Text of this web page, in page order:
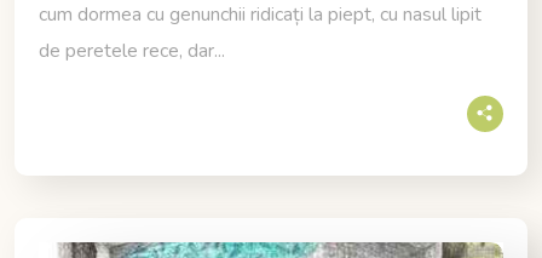
cum dormea cu genunchii ridicați la piept, cu nasul lipit
de peretele rece, dar...